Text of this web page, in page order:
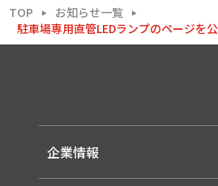
TOP ▶ お知らせ一覧 ▶
駐車場専用直管LEDランプのページを
企業情報
-メッセージ・理念